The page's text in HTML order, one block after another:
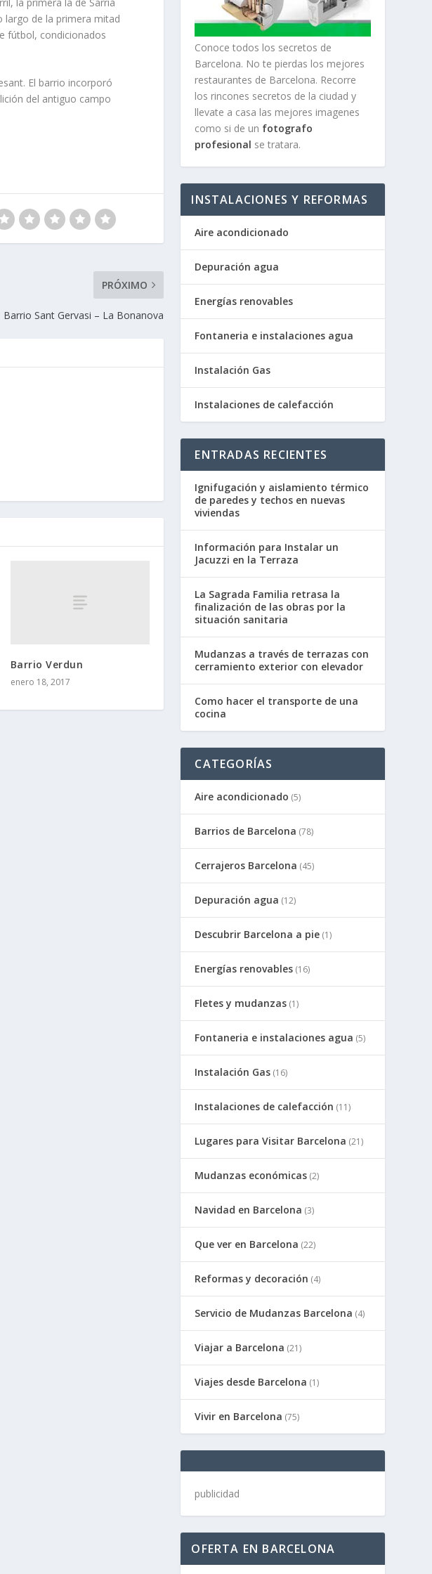
largo de la primera mitad
fútbol, condicionados
El barrio incorporó
del antiguo campo
PRÓXIMO
Barrio Sant Gervasi – La Bonanova
Barrio Verdun
enero 18, 2017
Conoce todos los secretos de
Barcelona. No te pierdas los mejores
restaurantes de Barcelona. Recorre
los rincones secretos de la ciudad y
llevate a casa las mejores imagenes
como si de un fotografo
profesional se tratara.
INSTALACIONES Y REFORMAS
Aire acondicionado
Depuración agua
Energías renovables
Fontaneria e instalaciones agua
Instalación Gas
Instalaciones de calefacción
ENTRADAS RECIENTES
Ignifugación y aislamiento térmico
de paredes y techos en nuevas
viviendas
Información para Instalar un
Jacuzzi en la Terraza
La Sagrada Familia retrasa la
finalización de las obras por la
situación sanitaria
Mudanzas a través de terrazas con
cerramiento exterior con elevador
Como hacer el transporte de una
cocina
CATEGORÍAS
Aire acondicionado (5)
Barrios de Barcelona (78)
Cerrajeros Barcelona (45)
Depuración agua (12)
Descubrir Barcelona a pie (1)
Energías renovables (16)
Fletes y mudanzas (1)
Fontaneria e instalaciones agua (5)
Instalación Gas (16)
Instalaciones de calefacción (11)
Lugares para Visitar Barcelona (21)
Mudanzas económicas (2)
Navidad en Barcelona (3)
Que ver en Barcelona (22)
Reformas y decoración (4)
Servicio de Mudanzas Barcelona (4)
Viajar a Barcelona (21)
Viajes desde Barcelona (1)
Vivir en Barcelona (75)
publicidad
OFERTA EN BARCELONA